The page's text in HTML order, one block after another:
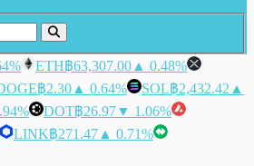
ETH฿63,307.00 ▲ 0.48%
฿2.30 ▲ 0.64% SOL฿2,432.42 ▲
DOT฿26.97▼ 1.06%
LINK฿271.47 ▲ 0.71%